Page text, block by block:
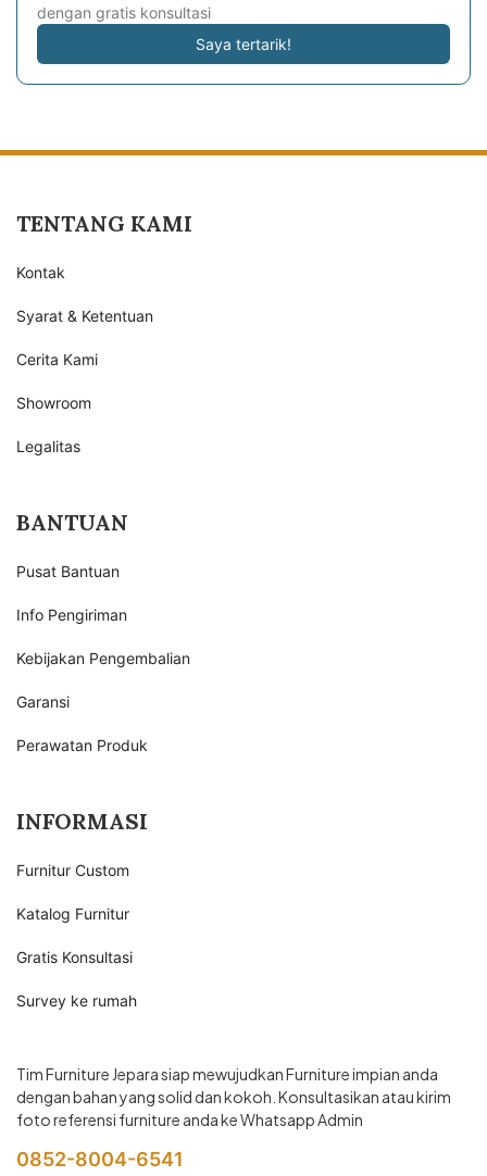
dengan gratis konsultasi
Saya tertarik!
TENTANG KAMI
Kontak
Syarat & Ketentuan
Cerita Kami
Showroom
Legalitas
BANTUAN
Pusat Bantuan
Info Pengiriman
Kebijakan Pengembalian
Garansi
Perawatan Produk
INFORMASI
Furnitur Custom
Katalog Furnitur
Gratis Konsultasi
Survey ke rumah
Tim Furniture Jepara siap mewujudkan Furniture impian anda
dengan bahan yang solid dan kokoh. Konsultasikan atau kirim
foto referensi furniture anda ke Whatsapp Admin
0852-8004-6541